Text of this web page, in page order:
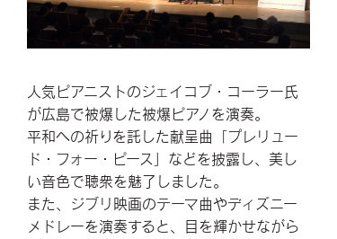
人気ピアニストのジェイコブ・コーラー氏
が広島で被爆した被爆ピアノを演奏。
平和への祈りを託した献呈曲「プレリュー
ド・フォー・ピース」などを披露し、美し
い音色で聴衆を魅了しました。
また、ジブリ映画のテーマ曲やディズニー
メドレーを演奏すると、目を輝かせながら